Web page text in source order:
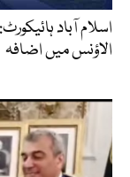
الاؤنس میں اضافہ